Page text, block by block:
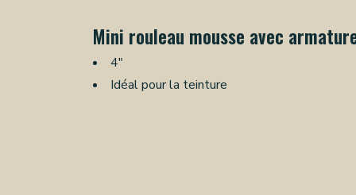
Mini rouleau mousse avec
4"
Idéal pour la teinture